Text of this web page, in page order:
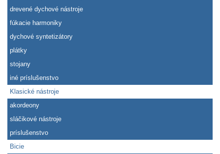
drevené dychové nástroje
fúkacie harmoniky
dychové syntetizátory
plátky
stojany
iné príslušenstvo
Klasické nástroje
akordeony
sláčikové nástroje
príslušenstvo
Bicie